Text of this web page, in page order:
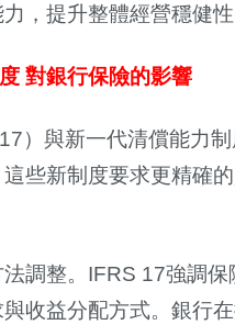
，提升整體經營穩健性
對銀行保險的影響
）與新一代清償能力
些新制度要求更精確
調整。IFRS 17強調
收益分配方式。銀行